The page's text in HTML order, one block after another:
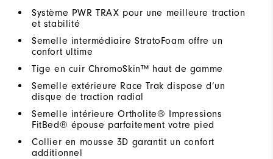
Système PWR TRAX pour une meilleure traction
et stabilité
Semelle intermédiaire StratoFoam offre un
confort ultime
Tige en cuir ChromoSkin™ haut de gamme
Semelle extérieure Race Trak dispose d’un
disque de traction radial
Semelle intérieure Ortholite® Impressions
FitBed® épouse parfaitement votre pied
Collier en mousse 3D garantit un confort
additionnel